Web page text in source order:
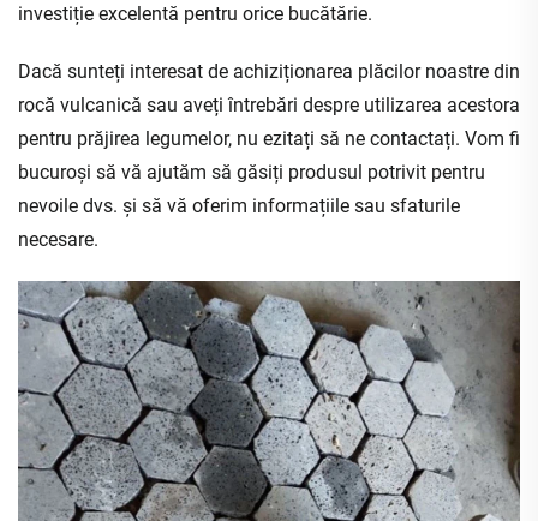
investiție excelentă pentru orice bucătărie.
Dacă sunteți interesat de achiziționarea plăcilor noastre din
rocă vulcanică sau aveți întrebări despre utilizarea acestora
pentru prăjirea legumelor, nu ezitați să ne contactați. Vom fi
bucuroși să vă ajutăm să găsiți produsul potrivit pentru
nevoile dvs. și să vă oferim informațiile sau sfaturile
necesare.